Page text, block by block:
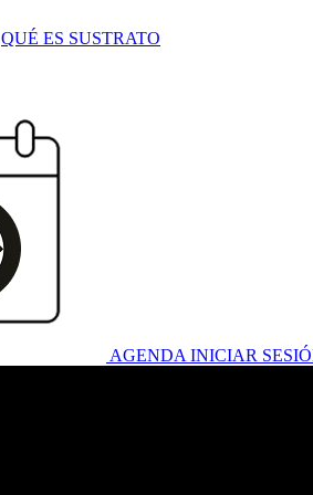
QUÉ ES SUSTRATO
AGENDA INICIAR